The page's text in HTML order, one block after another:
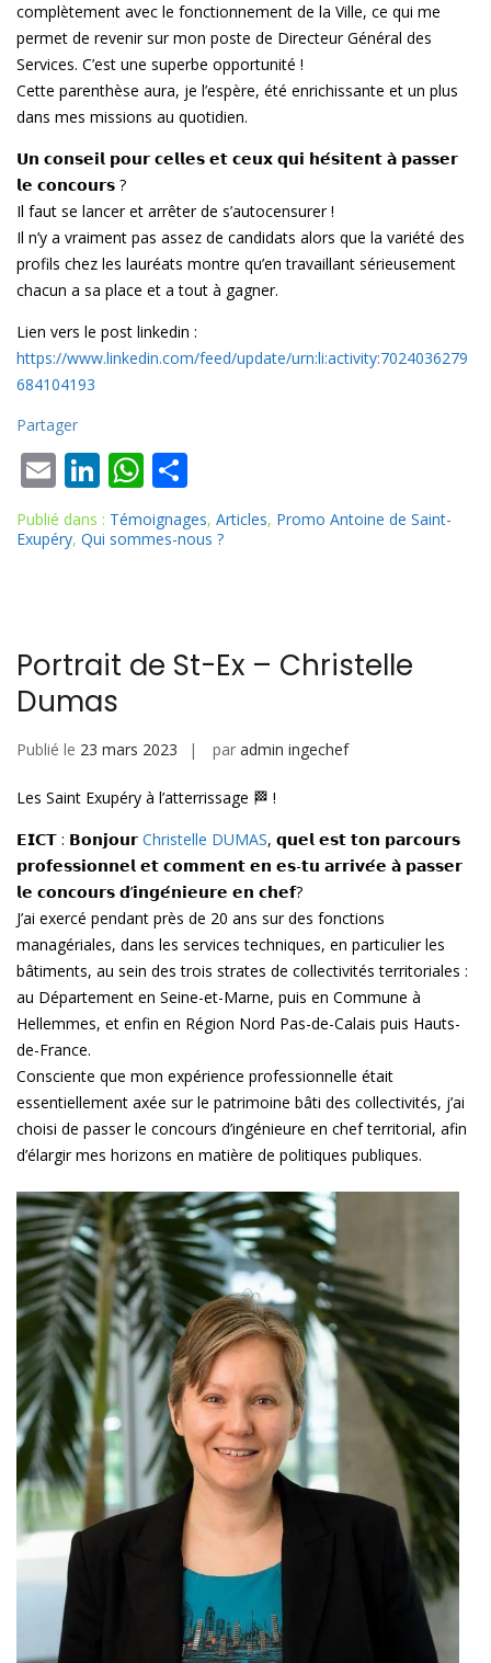
complètement avec le fonctionnement de la Ville, ce qui me
permet de revenir sur mon poste de Directeur Général des
Services. C’est une superbe opportunité !
Cette parenthèse aura, je l’espère, été enrichissante et un plus
dans mes missions au quotidien.
𝗨𝗻 𝗰𝗼𝗻𝘀𝗲𝗶𝗹 𝗽𝗼𝘂𝗿 𝗰𝗲𝗹𝗹𝗲𝘀 𝗲𝘁 𝗰𝗲𝘂𝘅 𝗾𝘂𝗶 𝗵𝗲́𝘀𝗶𝘁𝗲𝗻𝘁 𝗮̀ 𝗽𝗮𝘀𝘀𝗲𝗿
𝗹𝗲 𝗰𝗼𝗻𝗰𝗼𝘂𝗿𝘀 ?
Il faut se lancer et arrêter de s’autocensurer !
Il n’y a vraiment pas assez de candidats alors que la variété des
profils chez les lauréats montre qu’en travaillant sérieusement
chacun a sa place et a tout à gagner.
Lien vers le post linkedin :
https://www.linkedin.com/feed/update/urn:li:activity:7024036279
684104193
Partager
E
m
ai
Li
n
k
n
W
h
at
p
p
ar
ta
Publié dans : Témoignages, Articles, Promo Antoine de Saint-
Exupéry, Qui sommes-nous ?
Portrait de St-Ex – Christelle
Dumas
Publié le 23 mars 2023 par admin ingechef
Les Saint Exupéry à l’atterrissage 🏁 !
𝗘𝗜𝗖𝗧 : 𝗕𝗼𝗻𝗷𝗼𝘂𝗿 Christelle DUMAS, 𝗾𝘂𝗲𝗹 𝗲𝘀𝘁 𝘁𝗼𝗻 𝗽𝗮𝗿𝗰𝗼𝘂𝗿𝘀
𝗽𝗿𝗼𝗳𝗲𝘀𝘀𝗶𝗼𝗻𝗻𝗲𝗹 𝗲𝘁 𝗰𝗼𝗺𝗺𝗲𝗻𝘁 𝗲𝗻 𝗲𝘀-𝘁𝘂 𝗮𝗿𝗿𝗶𝘃𝗲́𝗲 𝗮̀ 𝗽𝗮𝘀𝘀𝗲𝗿
𝗹𝗲 𝗰𝗼𝗻𝗰𝗼𝘂𝗿𝘀 𝗱’𝗶𝗻𝗴𝗲́𝗻𝗶𝗲𝘂𝗿𝗲 𝗲𝗻 𝗰𝗵𝗲𝗳?
J’ai exercé pendant près de 20 ans sur des fonctions
managériales, dans les services techniques, en particulier les
bâtiments, au sein des trois strates de collectivités territoriales :
au Département en Seine-et-Marne, puis en Commune à
Hellemmes, et enfin en Région Nord Pas-de-Calais puis Hauts-
de-France.
Consciente que mon expérience professionnelle était
essentiellement axée sur le patrimoine bâti des collectivités, j’ai
choisi de passer le concours d’ingénieure en chef territorial, afin
d’élargir mes horizons en matière de politiques publiques.